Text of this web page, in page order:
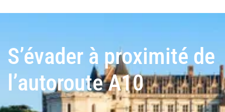
S’évader à proximité de
l’autoroute A10